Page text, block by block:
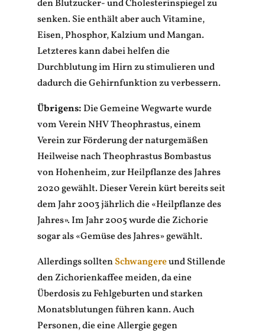
den Blutzucker- und Cholesterinspiegel zu
senken. Sie enthält aber auch Vitamine,
Eisen, Phosphor, Kalzium und Mangan.
Letzteres kann dabei helfen die
Durchblutung im Hirn zu stimulieren und
dadurch die Gehirnfunktion zu verbessern.
Übrigens:Die Gemeine Wegwarte wurde
vom Verein NHV Theophrastus, einem
Verein zurFörderung der naturgemäßen
Heilweise nach Theophrastus Bombastus
von Hohenheim, zur Heilpflanze des Jahres
2020 gewählt. Dieser Verein kürt bereits seit
dem Jahr 2003 jährlich die «Heilpflanze des
Jahres». Im Jahr 2005 wurde die Zichorie
sogar als «Gemüse des Jahres» gewählt.
Allerdings solltenSchwangereund Stillende
den Zichorienkaffee meiden, da eine
Überdosis zu Fehlgeburten und starken
Monatsblutungen führen kann. Auch
Personen, die eine Allergie gegen